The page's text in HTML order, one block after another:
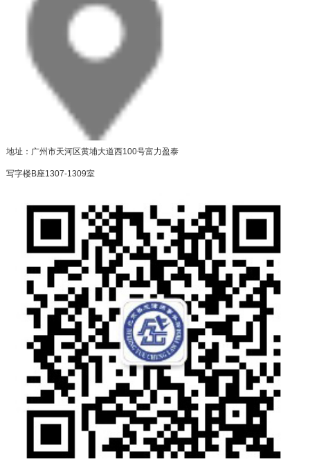
地址：广州市天河区黄埔大道西100号富力盈泰
写字楼B座1307-1309室